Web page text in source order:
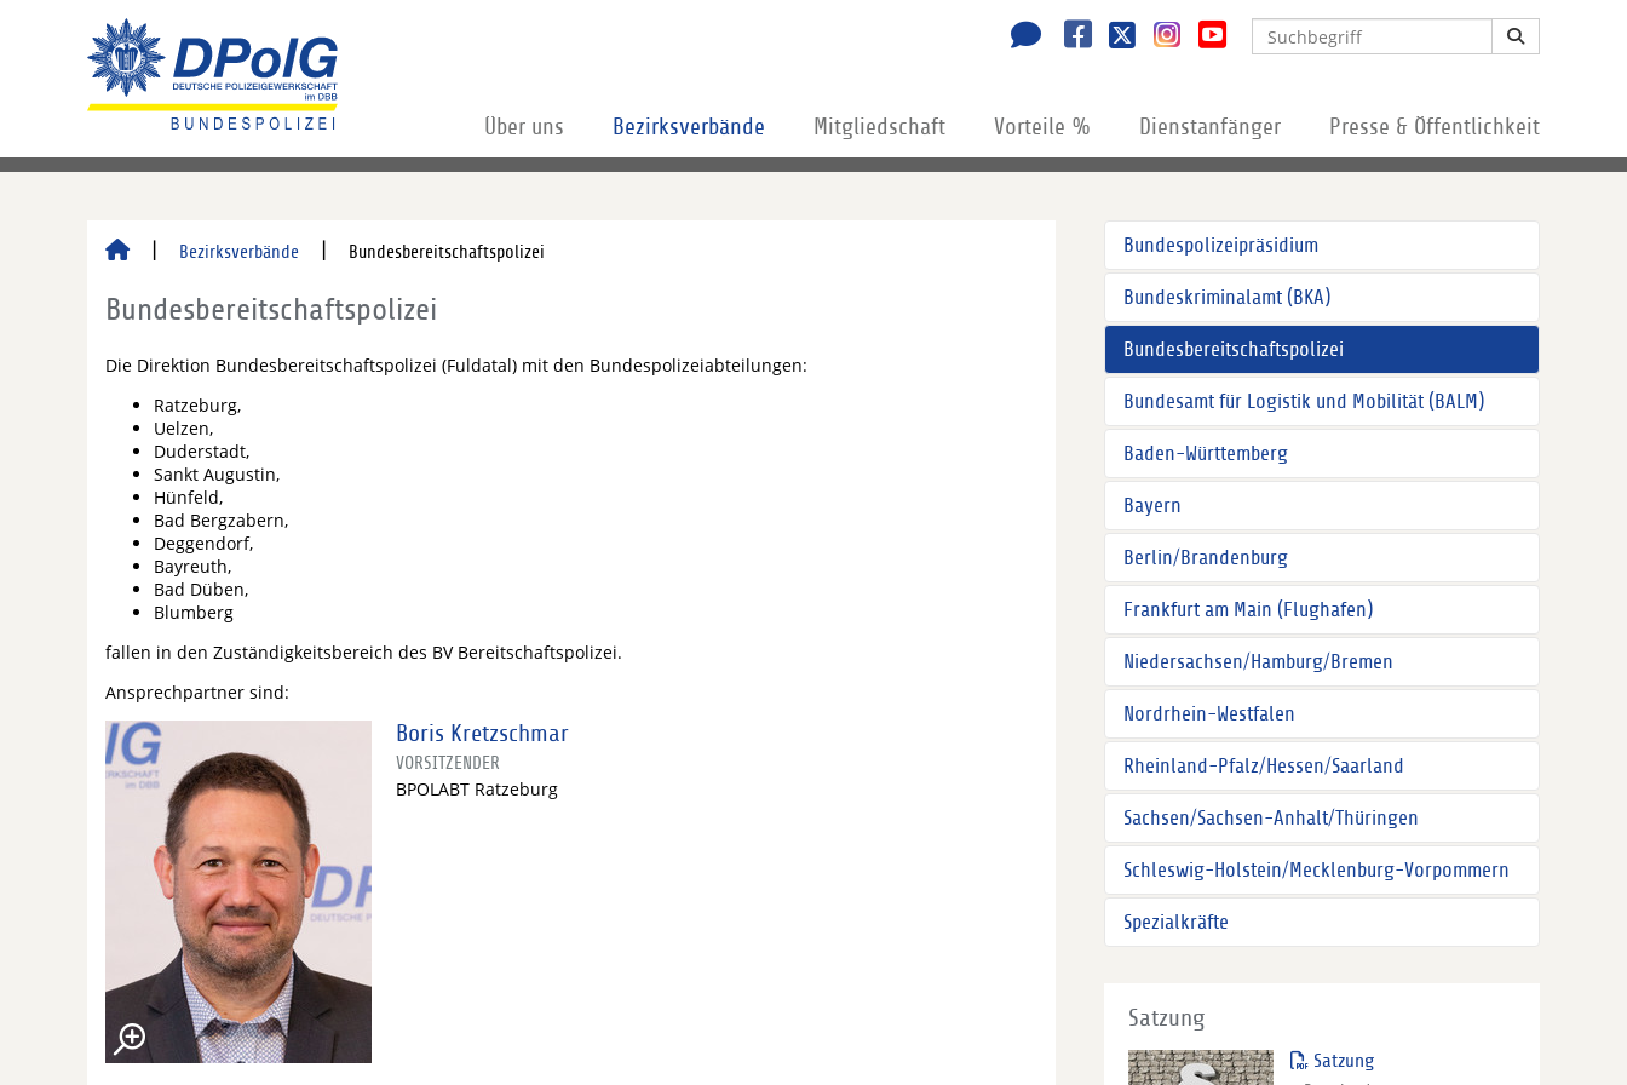
Über uns Bezirksverbände Mitgliedschaft Vorteile % Dienstanfänger Presse & Öffentlichkeit
Bezirksverbände Bundesbereitschaftspolizei
Bundesbereitschaftspolizei
Die Direktion Bundesbereitschaftspolizei (Fuldatal) mit den Bundespolizeiabteilungen:
Ratzeburg,
Uelzen,
Duderstadt,
Sankt Augustin,
Hünfeld,
Bad Bergzabern,
Deggendorf,
Bayreuth,
Bad Düben,
Blumberg
fallen in den Zuständigkeitsbereich des BV Bereitschaftspolizei.
Ansprechpartner sind:
Boris Kretzschmar
VORSITZENDER
BPOLABT Ratzeburg
Bundespolizeipräsidium
Bundeskriminalamt (BKA)
Bundesbereitschaftspolizei
Bundesamt für Logistik und Mobilität (BALM)
Baden-Württemberg
Bayern
Berlin/Brandenburg
Frankfurt am Main (Flughafen)
Niedersachsen/Hamburg/Bremen
Nordrhein-Westfalen
Rheinland-Pfalz/Hessen/Saarland
Sachsen/Sachsen-Anhalt/Thüringen
Schleswig-Holstein/Mecklenburg-Vorpommern
Spezialkräfte
Satzung
Satzung